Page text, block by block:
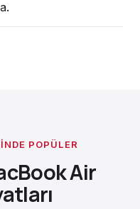
POPÜLER
Air